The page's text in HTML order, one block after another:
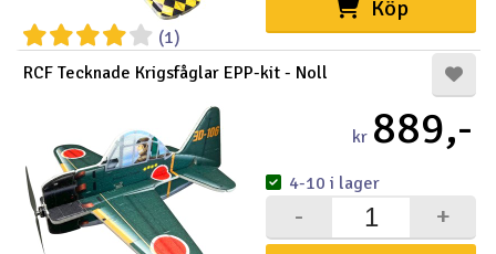
(1)
Köp
RCF Tecknade Krigsfåglar EPP-kit - Noll
kr 889,-
+
-
4-10 i lager